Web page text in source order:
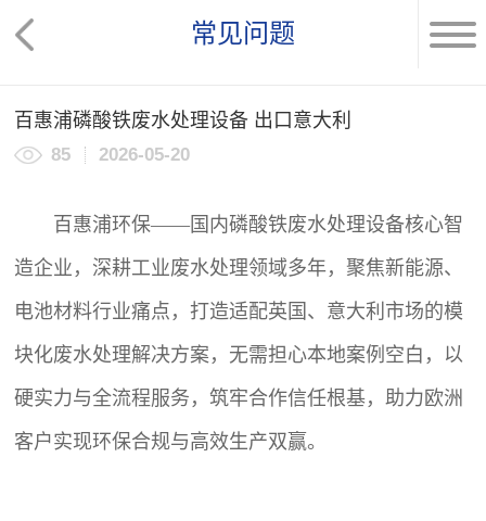
常见问题
百惠浦磷酸铁废水处理设备 出口意大利
85 2026-05-20
百惠浦环保——国内磷酸铁废水处理设备核心智
造企业，深耕工业废水处理领域多年，聚焦新能源、
电池材料行业痛点，打造适配英国、意大利市场的模
块化废水处理解决方案，无需担心本地案例空白，以
硬实力与全流程服务，筑牢合作信任根基，助力欧洲
客户实现环保合规与高效生产双赢。